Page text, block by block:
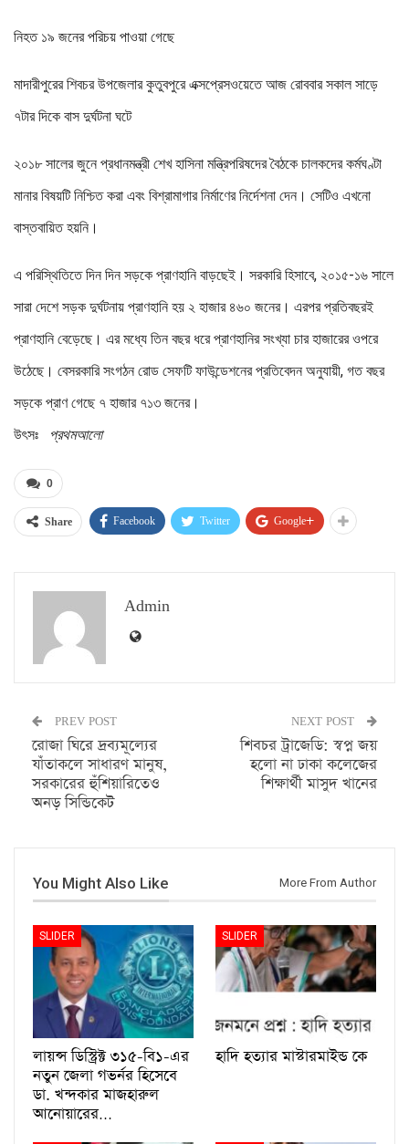
নিহত ১৯ জনের পরিচয় পাওয়া গেছে
মাদারীপুরের শিবচর উপজেলার কুতুবপুরে এক্সপ্রেসওয়েতে আজ রোববার সকাল সাড়ে
৭টার দিকে বাস দুর্ঘটনা ঘটে
২০১৮ সালের জুনে প্রধানমন্ত্রী শেখ হাসিনা মন্ত্রিপরিষদের বৈঠকে চালকদের কর্মঘণ্টা
মানার বিষয়টি নিশ্চিত করা এবং বিশ্রামাগার নির্মাণের নির্দেশনা দেন। সেটিও এখনো
বাস্তবায়িত হয়নি।
এ পরিস্থিতিতে দিন দিন সড়কে প্রাণহানি বাড়ছেই। সরকারি হিসাবে, ২০১৫-১৬ সালে
সারা দেশে সড়ক দুর্ঘটনায় প্রাণহানি হয় ২ হাজার ৪৬০ জনের। এরপর প্রতিবছরই
প্রাণহানি বেড়েছে। এর মধ্যে তিন বছর ধরে প্রাণহানির সংখ্যা চার হাজারের ওপরে
উঠেছে। বেসরকারি সংগঠন রোড সেফটি ফাউন্ডেশনের প্রতিবেদন অনুযায়ী, গত বছর
সড়কে প্রাণ গেছে ৭ হাজার ৭১৩ জনের।
উৎসঃ
প্রথমআলো
0
Share Facebook Twitter Google+
Admin
PREV POST
রোজা ঘিরে দ্রব্যমূল্যের
যাঁতাকলে সাধারণ মানুষ,
সরকারের হুঁশিয়ারিতেও
অনড় সিন্ডিকেট
NEXT POST
শিবচর ট্রাজেডি: স্বপ্ন জয়
হলো না ঢাকা কলেজের
শিক্ষার্থী মাসুদ খানের
You Might Also Like More From Author
SLIDER
লায়ন্স ডিস্ট্রিক্ট ৩১৫-বি১-এর
নতুন জেলা গভর্নর হিসেবে
ডা. খন্দকার মাজহারুল
আনোয়ারের…
SLIDER
হাদি হত্যার মাস্টারমাইন্ড কে